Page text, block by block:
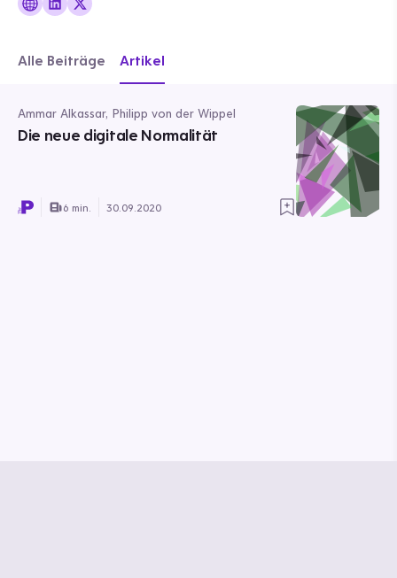
Alle Beiträge Artikel
Ammar Alkassar, Philipp von der Wippel
Die neue digitale Normalität
6 min. 30.09.2020